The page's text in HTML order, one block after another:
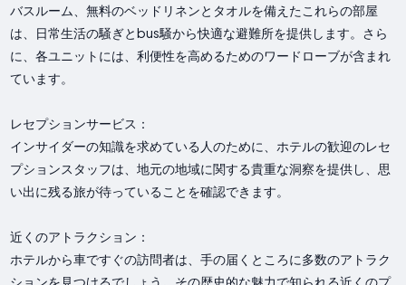
バスルーム、無料のベッドリネンとタオルを備えたこれらの部屋
は、日常生活の騒ぎとbus騒から快適な避難所を提供します。さら
に、各ユニットには、利便性を高めるためのワードローブが含まれ
ています。
レセプションサービス：
インサイダーの知識を求めている人のために、ホテルの歓迎のレセ
プションスタッフは、地元の地域に関する貴重な洞察を提供し、思
い出に残る旅が待っていることを確認できます。
近くのアトラクション：
ホテルから車ですぐの訪問者は、手の届くところに多数のアトラク
ションを見つけるでしょう。その歴史的な魅力で知られる近くのプ